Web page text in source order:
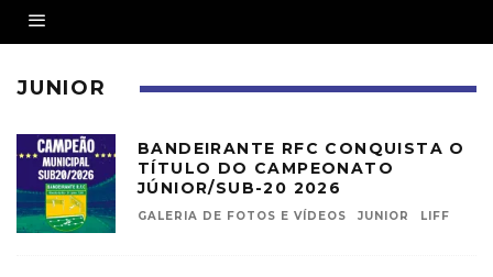
JUNIOR
BANDEIRANTE RFC CONQUISTA O
TÍTULO DO CAMPEONATO
JÚNIOR/SUB-20 2026
GALERIA DE FOTOS E VÍDEOS JUNIOR LIFF